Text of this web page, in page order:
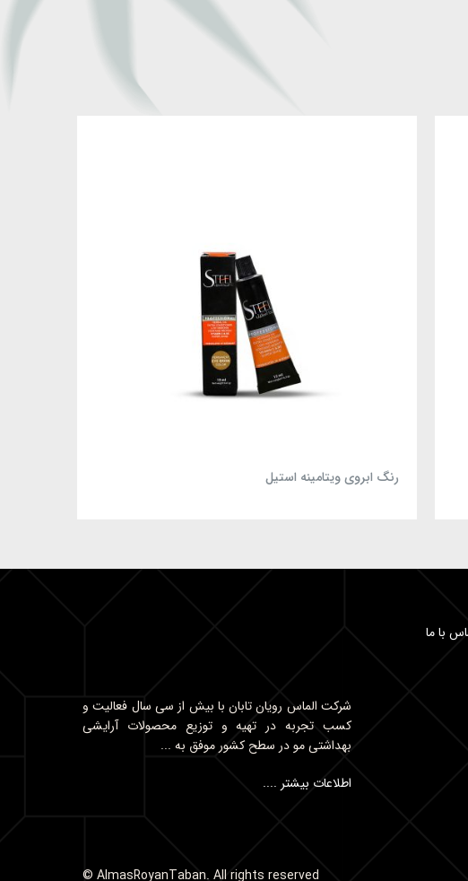
رنگ ابروی ویتامینه استیل
با ما
شرکت الماس رویان تابان با بیش از سی سال فعالیت و
کسب تجربه در تهیه و توزیع محصولات آرایشی
بهداشتی مو در سطح کشور موفق به ...
اطلاعات بیشتر ....
AlmasRoyanTaban. All rights reserved ©